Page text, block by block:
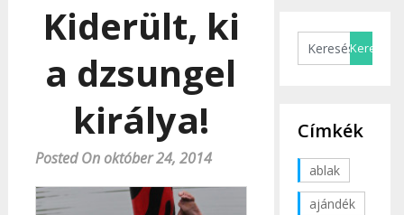
Kiderült, ki
a dzsungel
királya!
Posted On október 24, 2014
Címkék
ablak
ajándék